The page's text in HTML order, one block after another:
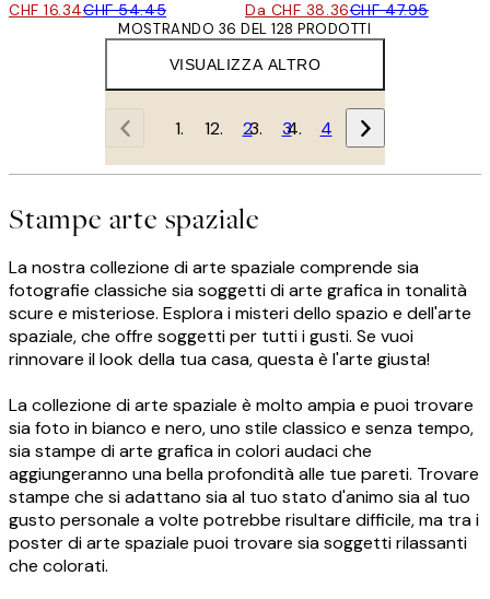
CHF 16.34CHF 54.45 Da CHF 38.36CHF 47.95
VISUALIZZA ALTRO
MOSTRANDO 36 DEL 128 PRODOTTI
1 2 3 4
Stampe arte spaziale
La nostra collezione di arte spaziale comprende sia
fotografie classiche sia soggetti di arte grafica in tonalità
scure e misteriose. Esplora i misteri dello spazio e dell'arte
spaziale, che offre soggetti per tutti i gusti. Se vuoi
rinnovare il look della tua casa, questa è l'arte giusta!
La collezione di arte spaziale è molto ampia e puoi trovare
sia foto in bianco e nero, uno stile classico e senza tempo,
sia stampe di arte grafica in colori audaci che
aggiungeranno una bella profondità alle tue pareti. Trovare
stampe che si adattano sia al tuo stato d'animo sia al tuo
gusto personale a volte potrebbe risultare difficile, ma tra i
poster di arte spaziale puoi trovare sia soggetti rilassanti
che colorati.